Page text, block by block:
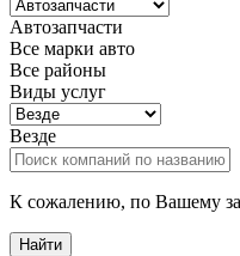
Автозапчасти
Все марки авто
Все районы
Виды услуг
Везде
К сожалению, по Вашему
Найти